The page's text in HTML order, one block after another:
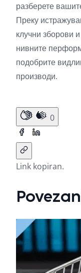
разберете
Преку
клучни зборови
нивните
подобрите
производи.
0
Link kopiran.